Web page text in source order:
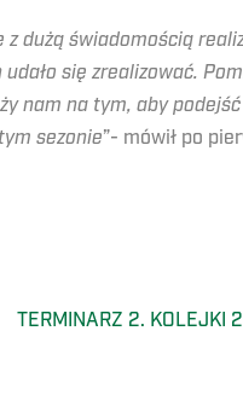
z dużą świadomością
się zrealizować.
nam na tym, aby
sezonie”- mówił po
TERMINARZ 2.